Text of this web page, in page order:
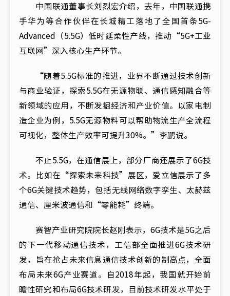
中国联通董事长刘烈宏介绍，去年，中国联通携
手华为等合作伙伴在长城精工落地了全国首条5G-
Advanced（5.5G）低时延柔性产线，推动“5G+工业
互联网”深入核心生产环节。
“随着5.5G标准的推进，业界不断通过技术创新
与商业验证，探索5.5G在无源物联、通信感知融合等
新领域的应用，不断发掘经济和产业价值。以家电制
造企业为例，5.5G无源物料可以帮助物流生产全流程
可视化，整体生产效率可提升30%。”李鹏说。
不止5.5G，在通信展上，部分厂商还展示了6G技
术。比如在“探索未来科技”展区，爱立信展示了多
个6G关键技术趋势，包括无线网络数字孪生、太赫兹
通信、厘米波通信和“零能耗”终端。
赛智产业研究院院长赵刚表示，6G技术是5G之后
的下一代移动通信技术，工信部全面推进6G技术研
发，旨在抢占未来信息通信技术创新的制高点，全面
布局未来6G产业赛道。自2018年起，我国就开始前
瞻性研究和布局6G技术研发，目前技术研发水平处于